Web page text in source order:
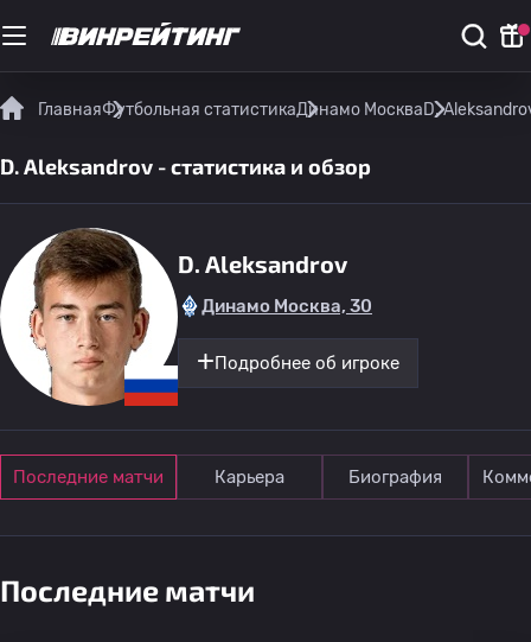
ГлавнаяФутбольная статистикаДинамо МоскваD.
D. Aleksandrov - статистика и обзор
D. Aleksandrov
Динамо Москва, 30
Подробнее об игроке
Последние матчи Карьера Биография
Последние матчи